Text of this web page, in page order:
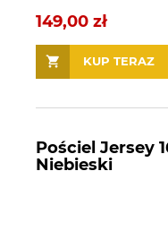
149,00 zł
KUP TERAZ
Pościel Jersey
Niebieski